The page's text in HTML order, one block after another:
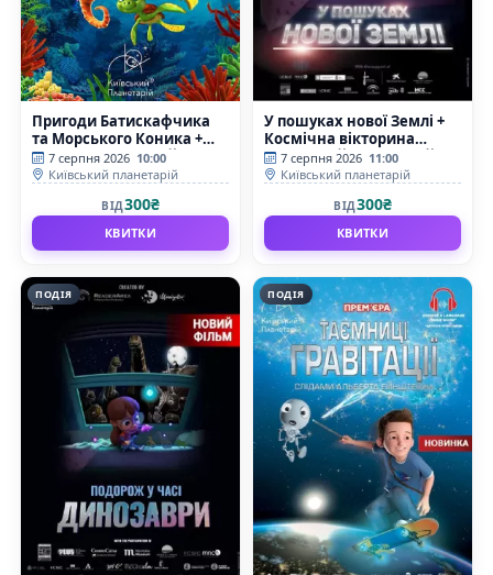
Пригоди Батискафчика
та Морського Коника +
Космікс (Київський
планетарій)
7 серпня 2026 10:00
Київський планетарій
ВІД300₴
КВИТКИ
У пошуках нової Землі +
Космічна вікторина
(Київський планетарій)
7 серпня 2026 11:00
Київський планетарій
ВІД300₴
КВИТКИ
ПОДІЯ ПОДІЯ